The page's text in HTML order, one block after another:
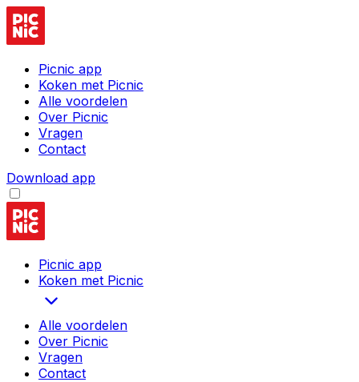
Picnic app
Koken met Picnic
Alle voordelen
Over Picnic
Vragen
Contact
Download app
Picnic app
Koken met Picnic
Alle voordelen
Over Picnic
Vragen
Contact